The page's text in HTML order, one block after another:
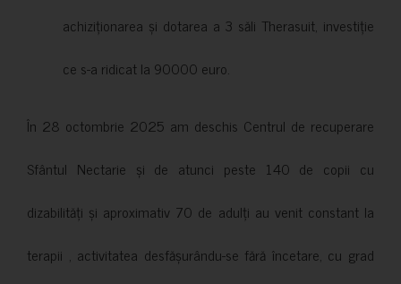
achiziționarea și dotarea a 3 săli Therasuit, investiție
ce s-a ridicat la 90000 euro.
În 28 octombrie 2025 am deschis Centrul de recuperare
Sfântul Nectarie și de atunci peste 140 de copii cu
dizabilități și aproximativ 70 de adulți au venit constant la
terapii , activitatea desfășurându-se fără încetare, cu grad